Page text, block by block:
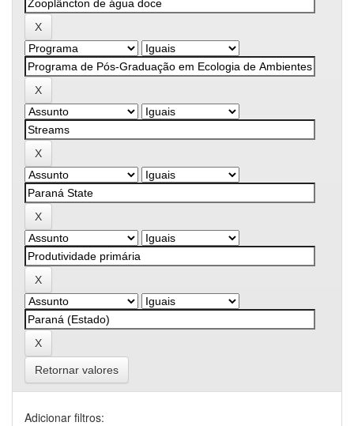
Retornar valores
Adicionar filtros: